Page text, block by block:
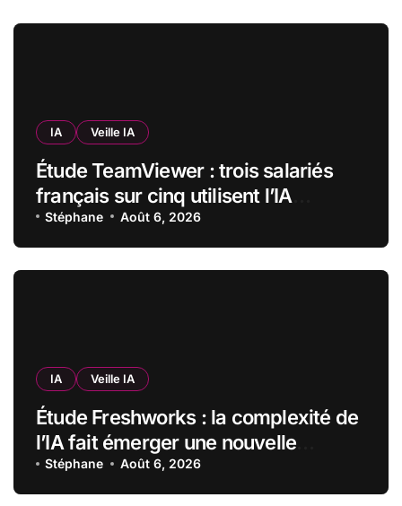
IA Veille IA
Étude TeamViewer : trois salariés
français sur cinq utilisent l’IA
quotidiennement, mais 70 % veulent
garder un droit de regard
Stéphane Août 6, 2026
IA Veille IA
Étude Freshworks : la complexité de
l’IA fait émerger une nouvelle
bureaucratie dans les entreprises
françaises
Stéphane Août 6, 2026